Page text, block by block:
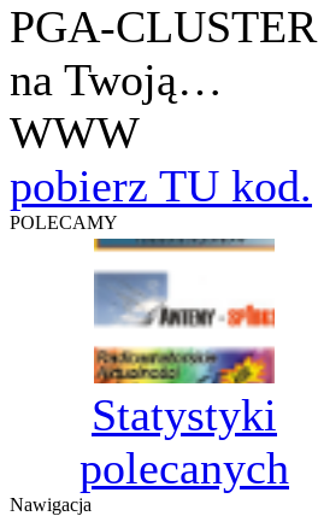
PGA-CLUSTER
na Twoją…
WWW
pobierz TU kod.
POLECAMY
Statystyki
polecanych
Nawigacja